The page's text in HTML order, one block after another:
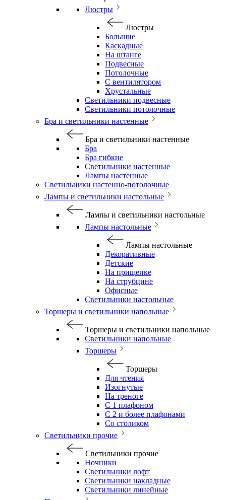
Люстры
Люстры
Большие
Каскадные
На штанге
Подвесные
Потолочные
С вентилятором
Хрустальные
Светильники подвесные
Светильники потолочные
Бра и светильники настенные
Бра и светильники настенные
Бра
Бра гибкие
Светильники настенные
Лампы настенные
Светильники настенно-потолочные
Лампы и светильники настольные
Лампы и светильники настольные
Лампы настольные
Лампы настольные
Декоративные
Детские
На прищепке
На струбцине
Офисные
Светильники настольные
Торшеры и светильники напольные
Торшеры и светильники напольные
Светильники напольные
Торшеры
Торшеры
Для чтения
Изогнутые
На треноге
С 1 плафоном
С 2 и более плафонами
Со столиком
Светильники прочие
Светильники прочие
Ночники
Светильники лофт
Светильники накладные
Светильники линейные